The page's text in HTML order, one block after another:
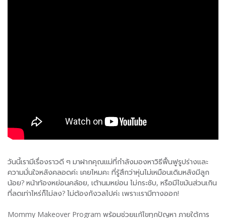
วันนี้เรามีเรื่องราวดี ๆ มาฝากคุณแม่ที่กำลังมองหาวิธีฟื้นฟูรูปร่างและ
ความมั่นใจหลังคลอดค่ะ เคยไหมคะ ที่รู้สึกว่าหุ่นไม่เหมือนเดิมหลังมีลูก
น้อย? หน้าท้องหย่อนคล้อย, เต้านมหย่อน ไม่กระชับ, หรือมีไขมันส่วนเกิน
ที่ลดเท่าไหร่ก็ไม่ลง? ไม่ต้องกังวลไปค่ะ เพราะเรามีทางออก!
Mommy Makeover Program พร้อมช่วยแก้ไขทุกปัญหา ภายใต้การ